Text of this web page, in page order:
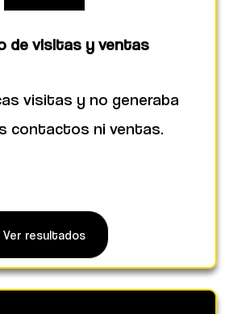
de visitas y ventas
visitas y no generaba
contactos ni ventas.
Ver resultados